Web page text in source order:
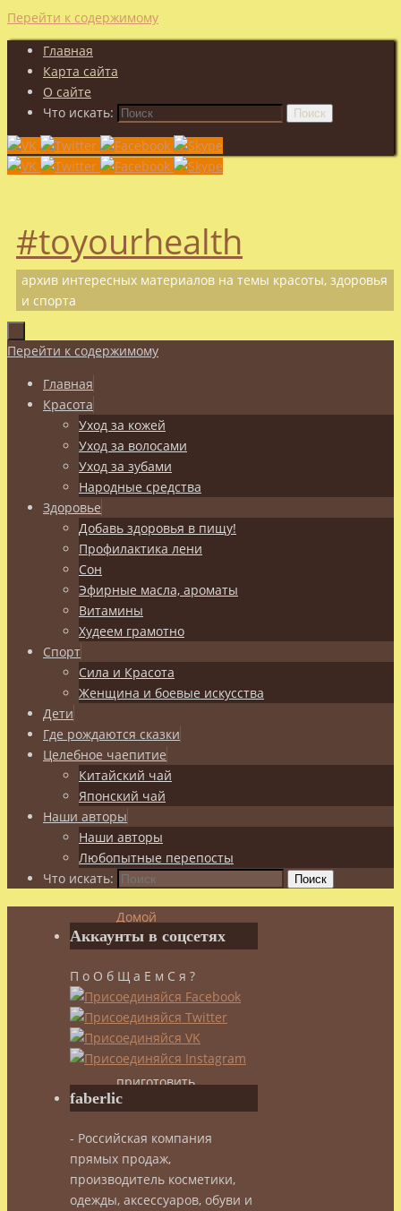
Перейти к содержимому
Главная
Карта сайта
О сайте
Что искать:
Поиск
#toyourhealth
архив интересных материалов на темы красоты, здоровья
и спорта
Перейти к содержимому
Главная
Красота
Уход за кожей
Уход за волосами
Уход за зубами
Народные средства
Здоровье
Добавь здоровья в пищу!
Профилактика лени
Сон
Эфирные масла, ароматы
Витамины
Худеем грамотно
Спорт
Сила и Красота
Женщина и боевые искусства
Дети
Где рождаются сказки
Целебное чаепитие
Китайский чай
Японский чай
Наши авторы
Наши авторы
Любопытные перепосты
Что искать:
Поиск
Домой
Здоровье
здоровья
в
пищу!
Что
можно
приготовить
из
Что
Аккаунты в соцсетях
П о О б Щ а Е м С я ?
faberlic
- Российская компания
прямых продаж,
производитель косметики,
одежды, аксессуаров, обуви и